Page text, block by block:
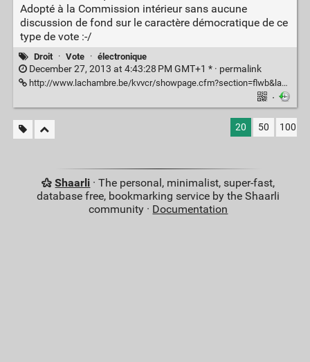
Adopté à la Commission intérieur sans aucune
discussion de fond sur le caractère démocratique de ce
type de vote :-/
Droit · Vote · électronique
December 27, 2013 at 4:43:28 PM GMT+1 * · permalink
http://www.lachambre.be/kvvcr/showpage.cfm?section=flwb&language=fr&cfm=/site/wwwcfm/flwb/flwbn.cfm?dossierID=3229&legislat=53&inst=K
·
20 50 100
Shaarli · The personal, minimalist, super-fast,
database free, bookmarking service by the Shaarli
community · Documentation